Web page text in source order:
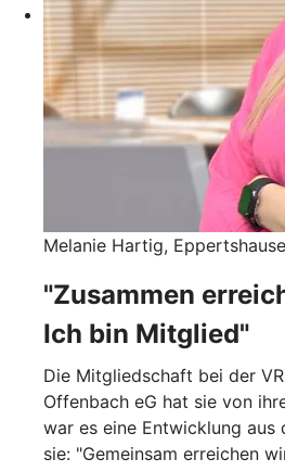
Melanie Hartig,
"Zusammen
Ich bin Mitglied"
Die Mitgliedschaft bei der
Offenbach eG hat sie von
war es eine Entwicklung aus
sie: "Gemeinsam erreichen